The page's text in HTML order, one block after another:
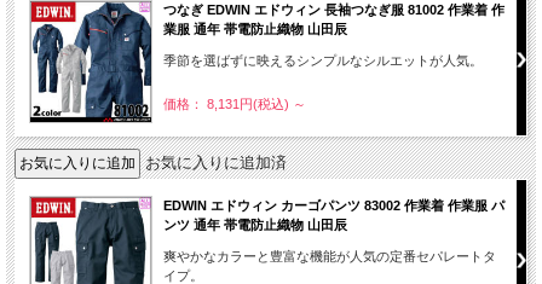
つなぎ EDWIN エドウィン 長袖つなぎ服 81002 作業着 作
業服 通年 帯電防止織物 山田辰
季節を選ばずに映えるシンプルなシルエットが人気。
価格： 8,131円(税込) ～
お気に入りに追加済
EDWIN エドウィン カーゴパンツ 83002 作業着 作業服 パ
ンツ 通年 帯電防止織物 山田辰
爽やかなカラーと豊富な機能が人気の定番セパレートタ
イプ。